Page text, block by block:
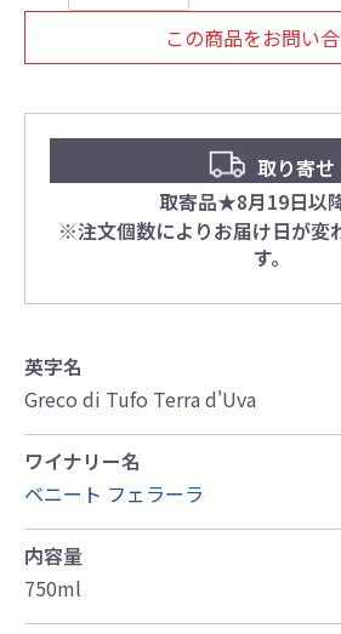
この商品をお問い
取り寄せ
取寄品★8月19日以
※注文個数によりお届け日が変
す。
英字名
Greco di Tufo Terra d'Uva
ワイナリー名
ベニート フェラーラ
内容量
750ml